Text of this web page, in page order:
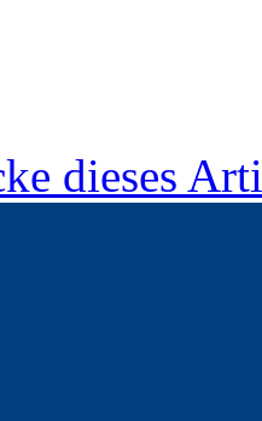
dieses